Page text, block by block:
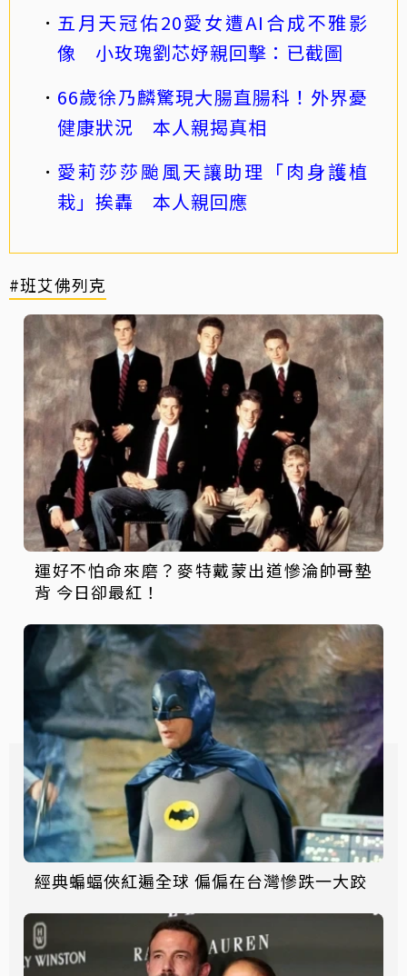
五月天冠佑20愛女遭AI合成不雅影
像 小玫瑰劉芯妤親回擊：已截圖
66歲徐乃麟驚現大腸直腸科！外界憂
健康狀況 本人親揭真相
愛莉莎莎颱風天讓助理「肉身護植
栽」挨轟 本人親回應
#班艾佛列克
運好不怕命來磨？麥特戴蒙出道慘淪帥哥墊
背 今日卻最紅！
經典蝙蝠俠紅遍全球 偏偏在台灣慘跌一大跤